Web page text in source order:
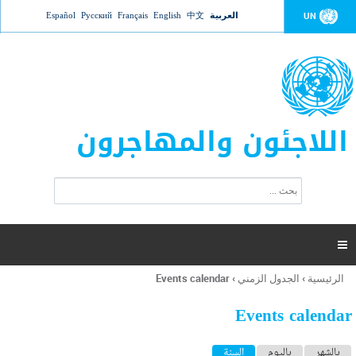
Jump to navigation UN العربية 中文
English
Français
Русский
Español
اللاجئون والمهاجرون
ت
ر
ل
ح
ب

أنت
هنا
الرئيسية › الجدول الزمني ›
Events calendar
Events calendar